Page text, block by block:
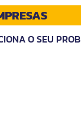
O SEU